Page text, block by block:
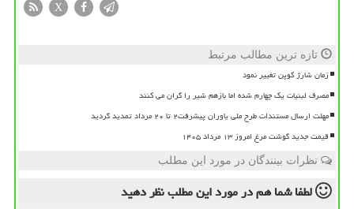
X
تازه ترین مطالب مرتبط
زمان شارژ کوپن تغییر نمود
مصرف لبنیات یک چهارم شده اما بازهم شیر را گران می کنند
مهلت ارسال مستندات طرح ملی یاوران پیشرفت۲ تا ۲۰ مرداد تمدید گردید
قیمت جدید گوشت مرغ امروز ۱۳ مرداد ۱۴۰۵
نظرات بینندگان در مورد این مطلب
لطفا شما همدر مورد این مطلبنظر دهید